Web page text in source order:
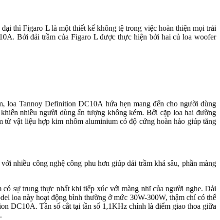
thì Figaro L là một thiết kế không tệ trong việc hoàn thiện mọi trải
Bởi dải trầm của Figaro L được thực hiện bởi hai củ loa woofer
loa Tannoy Definition DC10A hứa hẹn mang đến cho người dùng
nhiều người dùng ấn tượng không kém. Bởi cặp loa hai đường
vật liệu hợp kim nhôm aluminium có độ cứng hoàn hảo giúp tăng
nhiều công nghệ công phu hơn giúp dải trầm khá sâu, phần màng
sự trung thực nhất khi tiếp xúc với màng nhĩ của người nghe. Dải
loa này hoạt động bình thường ở mức 30W-300W, thậm chí có thể
DC10A. Tần số cắt tại tần số 1,1KHz chính là điểm giao thoa giữa